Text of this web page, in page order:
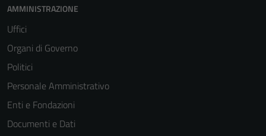
AMMINISTRAZIONE
Uffici
Organi di Governo
Politici
Personale Amministrativo
Enti e Fondazioni
Documenti e Dati